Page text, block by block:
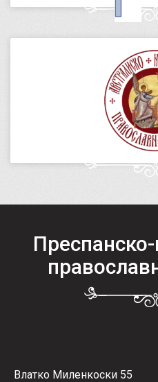
Влатко Миленкоски 55